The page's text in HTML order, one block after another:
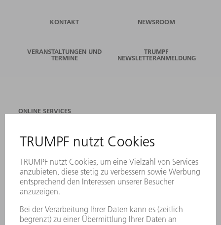
KONTAKT NEWSROOM
VERANSTALTUNGEN UND
TERMINE
TRUMPF
NEWSLETTERANMELDUNG
ONLINE SERVICES
STANDORTE
NEWSLETTER-ANMELDUNG
MYTRUMPF
SICHERHEITSDATENBLÄTTER
PRODUKTE
LASER
LEISTUNGSELEKTRONIK